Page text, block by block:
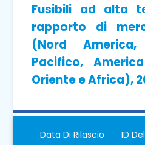
Fusibili ad alta
rapporto di
(Nord
Pacifico,
Oriente e Africa),
Data Di Rilascio
ID